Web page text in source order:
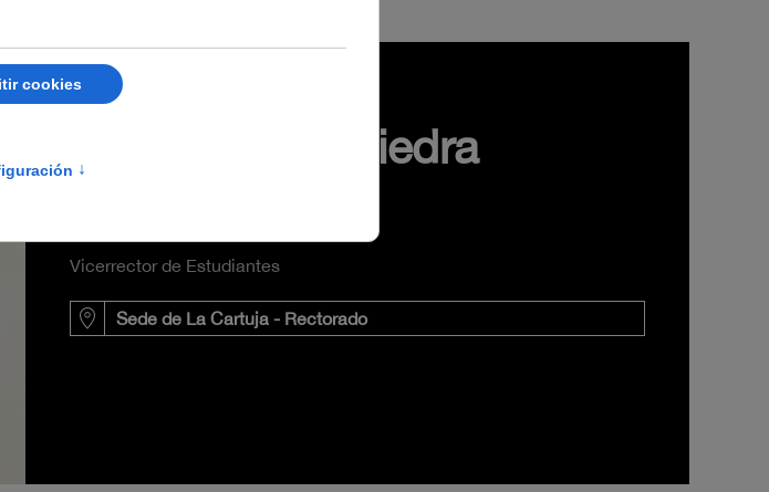
José Antonio Piedra
Vicerrector de Estudiantes
Sede de La Cartuja - Rectorado